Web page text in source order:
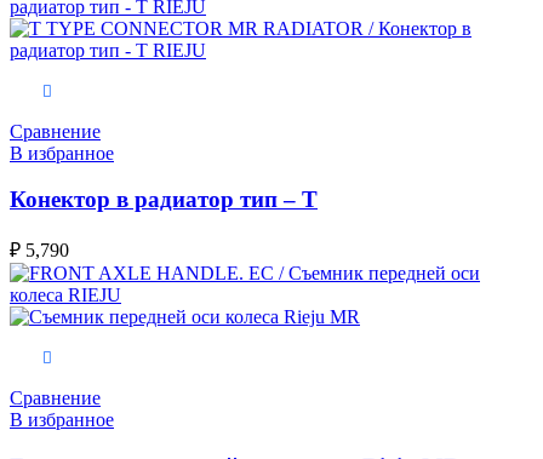
Сравнение
В избранное
Конектор в радиатор тип – Т
₽ 5,790
Сравнение
В избранное